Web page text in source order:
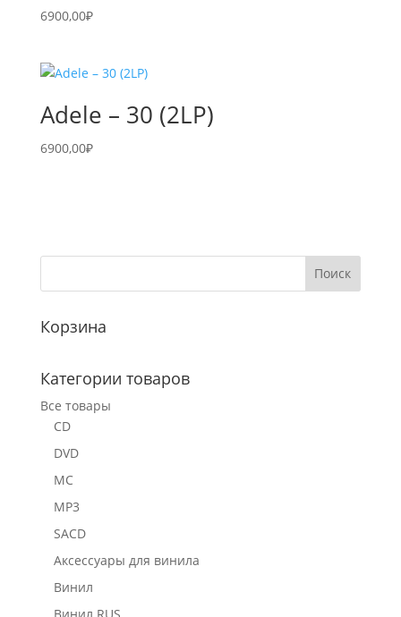
6900,00₽
Adele – 30 (2LP)
6900,00₽
Корзина
Категории товаров
Все товары
CD
DVD
MC
MP3
SACD
Аксессуары для винила
Винил
Винил RUS